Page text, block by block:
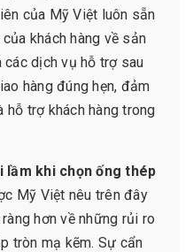
của Mỹ Việt luôn sẵn
khách hàng về sản
các dịch vụ hỗ trợ sau
hàng đúng hẹn, đảm
trợ khách hàng trong
lầm khi chọn ống thép
Mỹ Việt nêu trên đây
hơn về những rủi ro
tròn mạ kẽm. Sự cẩn